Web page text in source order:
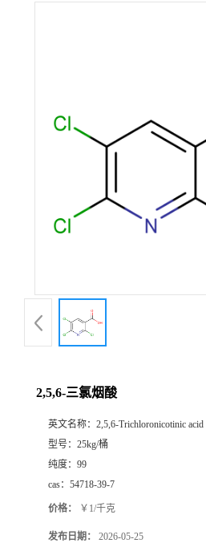
2,5,6-三氯烟酸
英文名称： 2,5,6-Trichloronicotinic acid
型号： 25kg/桶
纯度： 99
cas： 54718-39-7
价格： ￥1/千克
发布日期： 2026-05-25